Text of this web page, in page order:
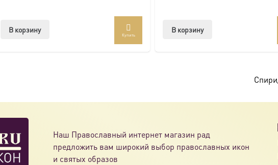
В корзину
Купить
В корзину
Наш Православный интернет магазин рад
предложить вам широкий выбор православных икон
и святых образов